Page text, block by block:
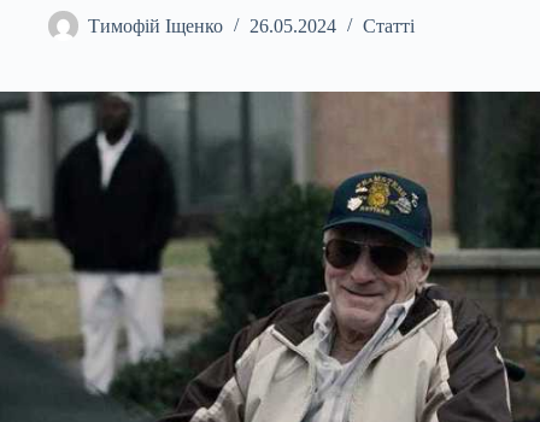
Тимофій Іщенко 26.05.2024 Статті